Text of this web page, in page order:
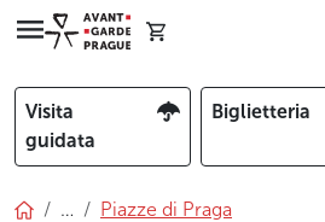
Visita
guidata
Biglietteria
… Piazze di Praga